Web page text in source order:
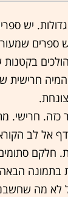
יש
ספרים
חרישית
כזה. חרישי.
אל לב
חלקם
בתמונה
לא מה